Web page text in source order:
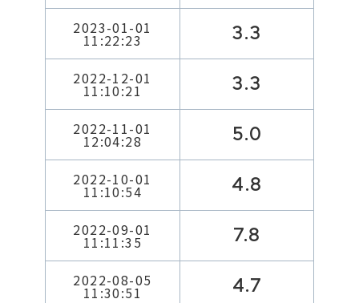
2023-01-01
11:22:23 3.3
2022-12-01
11:10:21 3.3
2022-11-01
12:04:28 5.0
2022-10-01
11:10:54 4.8
2022-09-01
11:11:35 7.8
2022-08-05
11:30:51 4.7